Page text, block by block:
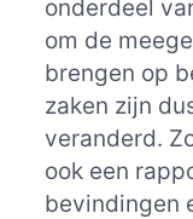
onderdeel
om de
brengen op
zaken zijn
veranderd.
ook een
bevindingen